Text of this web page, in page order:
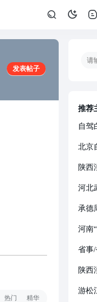
发表帖子
热门 精华
推荐
自驾
北京
陕西
河北
承德
陕西
游松